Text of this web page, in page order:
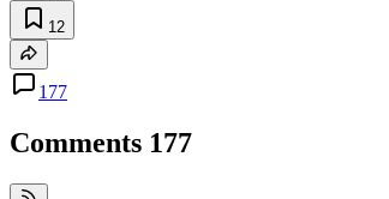
12
177
Comments 177